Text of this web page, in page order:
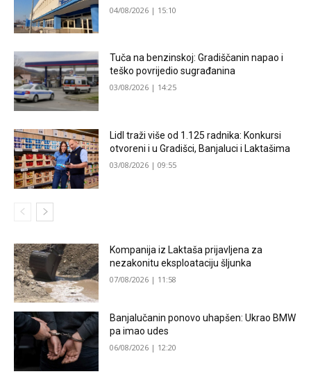
04/08/2026 | 15:10
Tuča na benzinskoj: Gradiščanin napao i
teško povrijedio sugrađanina
03/08/2026 | 14:25
Lidl traži više od 1.125 radnika: Konkursi
otvoreni i u Gradišci, Banjaluci i Laktašima
03/08/2026 | 09:55
Kompanija iz Laktaša prijavljena za
nezakonitu eksploataciju šljunka
07/08/2026 | 11:58
Banjalučanin ponovo uhapšen: Ukrao BMW
pa imao udes
06/08/2026 | 12:20